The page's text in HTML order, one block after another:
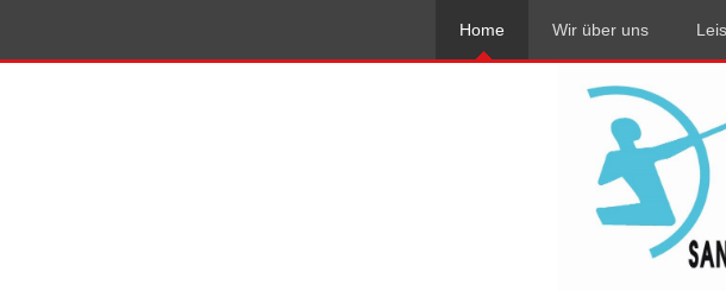
Home Wir über uns